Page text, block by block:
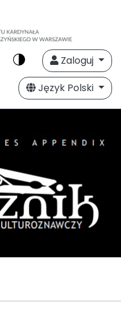
Zaloguj
Język Polski